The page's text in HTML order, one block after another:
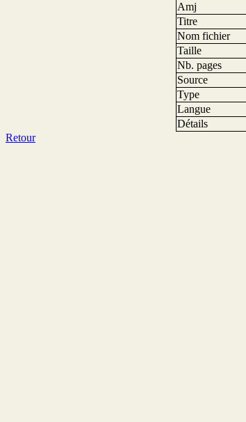
Amj
Titre
Nom fichier
Taille
Nb. pages
Source
Type
Langue
Détails
Retour